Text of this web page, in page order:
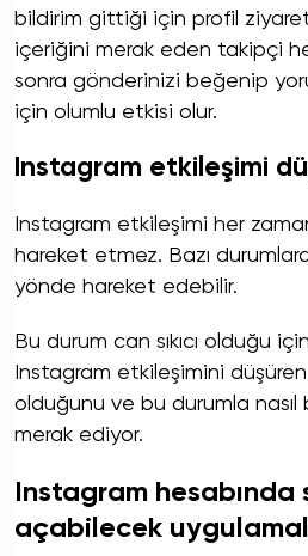
bildirim gittiği için profil
içeriğini merak eden takipçi
sonra gönderinizi beğenip
için olumlu etkisi olur.
Instagram etkileşimi
Instagram etkileşimi her
hareket etmez. Bazı
yönde hareket edebilir.
Bu durum can sıkıcı olduğu
Instagram etkileşimini düşüren
olduğunu ve bu durumla nasıl
merak ediyor.
Instagram hesabında
açabilecek